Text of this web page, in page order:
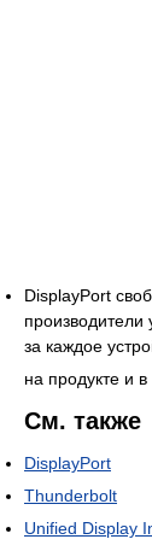
DisplayPort
за каждое
на продукте и
См. также
DisplayPort
Thunderbolt
Unified Display